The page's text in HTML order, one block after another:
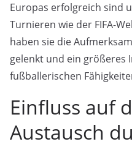
Europas erfolgreich sind
Turnieren wie der FIFA-
haben sie die
gelenkt und ein größeres
fußballerischen
Einfluss auf
Austausch